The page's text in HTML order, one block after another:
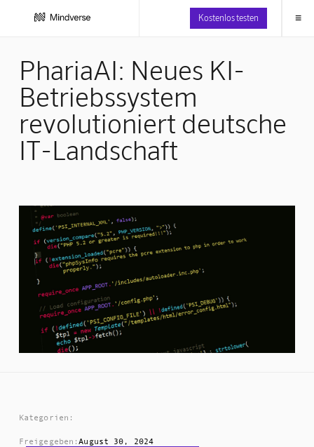
Kostenlos testen ≡
PhariaAI: Neues KI-
Betriebssystem
revolutioniert deutsche
IT-Landschaft
Kategorien:
Freigegeben:August 30, 2024